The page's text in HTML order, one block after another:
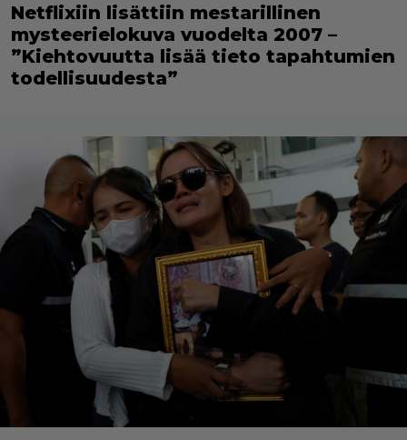
Netflixiin lisättiin mestarillinen
mysteerielokuva vuodelta 2007 –
”Kiehtovuutta lisää tieto tapahtumien
todellisuudesta”